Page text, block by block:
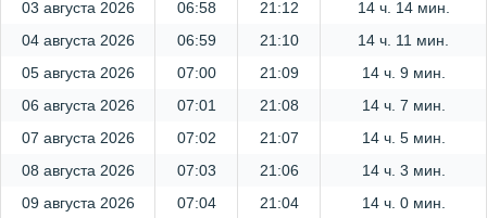
03 августа 2026
06:58 21:12
14 ч. 14 мин.
04 августа 2026
06:59 21:10
14 ч. 11 мин.
05 августа 2026
07:00 21:09
14 ч. 9 мин.
06 августа 2026
07:01 21:08
14 ч. 7 мин.
07 августа 2026
07:02 21:07
14 ч. 5 мин.
08 августа 2026
07:03 21:06
14 ч. 3 мин.
09 августа 2026
07:04 21:04
14 ч. 0 мин.